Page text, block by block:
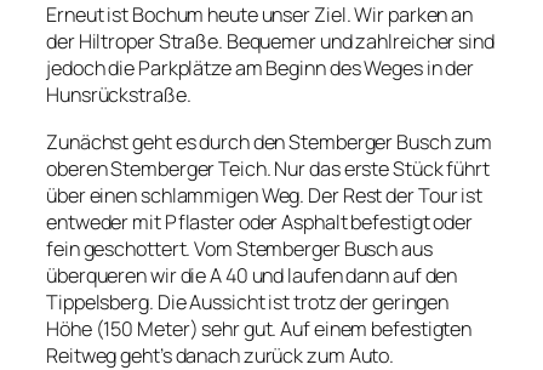
Erneut ist Bochum heute unser Ziel. Wir parken an
der Hiltroper Straße. Bequemer und zahlreicher sind
jedoch die Parkplätze am Beginn des Weges in der
Hunsrückstraße.
Zunächst geht es durch den Stemberger Busch zum
oberen Stemberger Teich. Nur das erste Stück führt
über einen schlammigen Weg. Der Rest der Tour ist
entweder mit Pflaster oder Asphalt befestigt oder
fein geschottert. Vom Stemberger Busch aus
überqueren wir die A 40 und laufen dann auf den
Tippelsberg. Die Aussicht ist trotz der geringen
Höhe (150 Meter) sehr gut. Auf einem befestigten
Reitweg geht’s danach zurück zum Auto.